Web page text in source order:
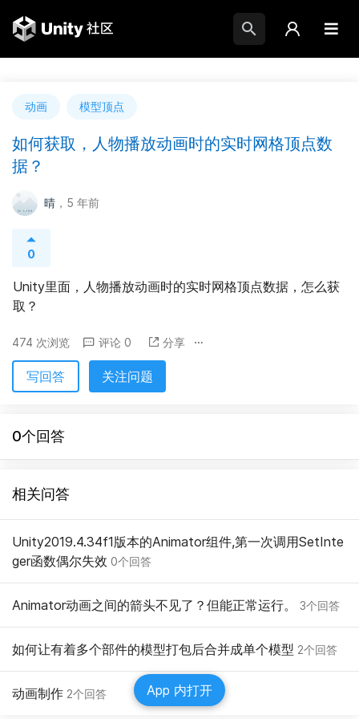
动画 模型顶点
如何获取，人物播放动画时的实时网格顶点数
据？
晴 ，5 年前
0
Unity里面，人物播放动画时的实时网格顶点数据，怎么获
取？
474 次浏览 评论 0 分享
写回答 关注问题
0个回答
相关问答
Unity2019.4.34f1版本的Animator组件,第一次调用SetInte
ger函数偶尔失效 0个回答
Animator动画之间的箭头不见了？但能正常运行。 3个回答
如何让有着多个部件的模型打包后合并成单个模型 2个回答
动画制作 2个回答 App 内打开